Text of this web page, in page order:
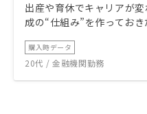
出産や育休でキャリアが
成の“仕組み”を作っておき
購入時データ
20代 / 金融機関勤務